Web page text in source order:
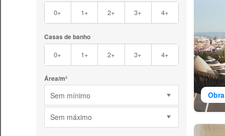
0+ 1+ 2+ 3+ 4+
Casas de banho
0+ 1+ 2+ 3+ 4+
Área/m²
Sem mínimo
Sem máximo